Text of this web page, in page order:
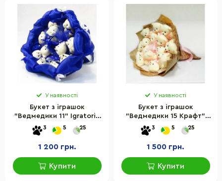
У наявності
Букет з іграшок
"Ведмедики 11" Igratoria
5282IT 11 ведмедиків,
синій
3 5 25
1 200 грн.
Купити
У наявності
Букет з іграшок
"Ведмедики 15 Крафт"
Igratoria 5298IT 15
ведмежат
3 5 25
1 500 грн.
Купити